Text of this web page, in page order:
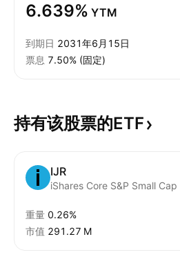
6.639% YTM
到期日 2031年6月15日
票息 7.50% (固定)
持有该股票的ETF
IJR
重量 0.26%
市值 ‪291.27 M‬